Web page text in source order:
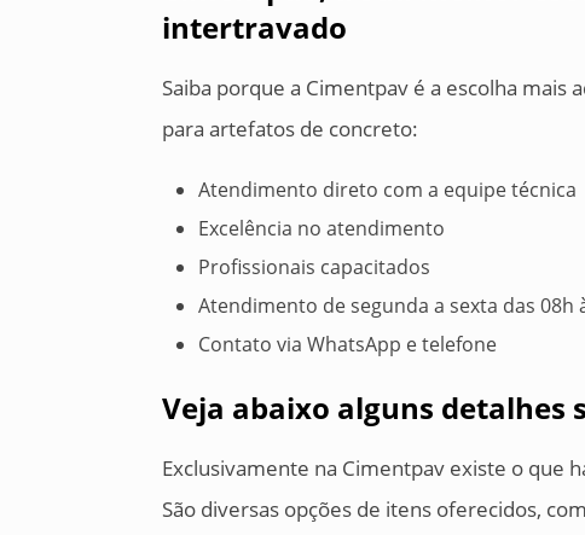
intertravado
Saiba porque a Cimentpav é a escolha
para artefatos de concreto:
Atendimento direto com a equipe técnica
Excelência no atendimento
Profissionais capacitados
Atendimento de segunda a sexta das 08h
Contato via WhatsApp e telefone
Veja abaixo alguns detalhes
Exclusivamente na Cimentpav existe o que
São diversas opções de itens oferecidos,